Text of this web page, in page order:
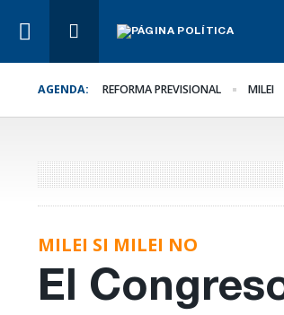
AGENDA: REFORMA PREVISIONAL MILEI
MILEI SI MILEI NO
El